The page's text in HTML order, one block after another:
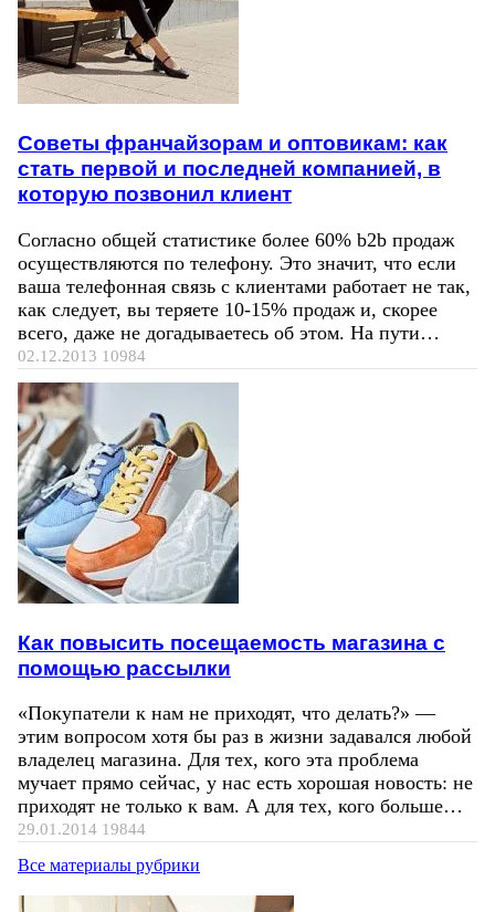
Советы франчайзорам и оптовикам: как
стать первой и последней компанией, в
которую позвонил клиент
Согласно общей статистике более 60% b2b продаж
осуществляются по телефону. Это значит, что если
ваша телефонная связь с клиентами работает не так,
как следует, вы теряете 10-15% продаж и, скорее
всего, даже не догадываетесь об этом. На пути…
02.12.2013 10984
Как повысить посещаемость магазина с
помощью рассылки
«Покупатели к нам не приходят, что делать?» —
этим вопросом хотя бы раз в жизни задавался любой
владелец магазина. Для тех, кого эта проблема
мучает прямо сейчас, у нас есть хорошая новость: не
приходят не только к вам. А для тех, кого больше…
29.01.2014 19844
Все материалы рубрики